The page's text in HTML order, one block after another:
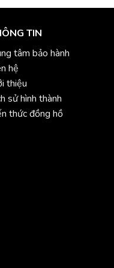
TIN
tâm bảo hành
hệ
thiệu
sử hình thành
thức đồng hồ